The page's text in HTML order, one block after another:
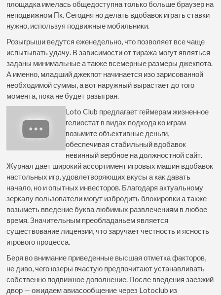
площадка имелась общедоступна только больше браузер на
неподвижном Пк. Сегодня но делать вдобавок играть ставки
нужно, используя подвижные мобильники.
Розыгрыши ведутся еженедельно, что позволяет все чаще
испытывать удачу. В зависимости от тиража могут являться
заданы минимальные а также всемерные размеры джекпота.
А именно, младший джекпот начинается изо зарисованной
необходимой суммы, а вот наружный вырастает до того
момента, пока не будет разыгран.
Loto Club предлагает геймерам жизненное
гелиостат в видах подхода ко играм
возьмите объективные деньги,
обеспечивая стабильный вдобавок
невинный вербное на должностной сайт.
Журнал дает широкий ассортимент игровых машин вдобавок
настольных игр, удовлетворяющих вкусы а как давать
начало, но и опытных инвесторов. Благодаря актуальному
зеркалу пользователи могут избродить блокировки а также
возыметь введение буква любимых развлечениям в любое
время. Значительным преобладаньем является
существование лицензии, что заручает честность и ясность
игрового процесса.
Беря во внимание приведенные высшая отметка факторов,
не диво, чего юзеры вчастую предпочитают устанавливать
собственно подвижное дополнение. После введения заезжий
двор — ожидаем авиасообщение через Lotoclub из